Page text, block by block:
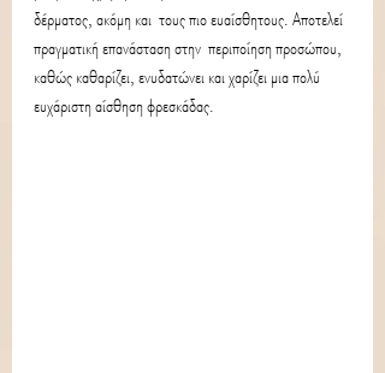
δέρματος, ακόμη και  τους πιο ευαίσθητους. Αποτελεί
πραγματική επανάσταση στην  περιποίηση προσώπου,
καθώς καθαρίζει, ενυδατώνει και χαρίζει μια πολύ
ευχάριστη αίσθηση φρεσκάδας.